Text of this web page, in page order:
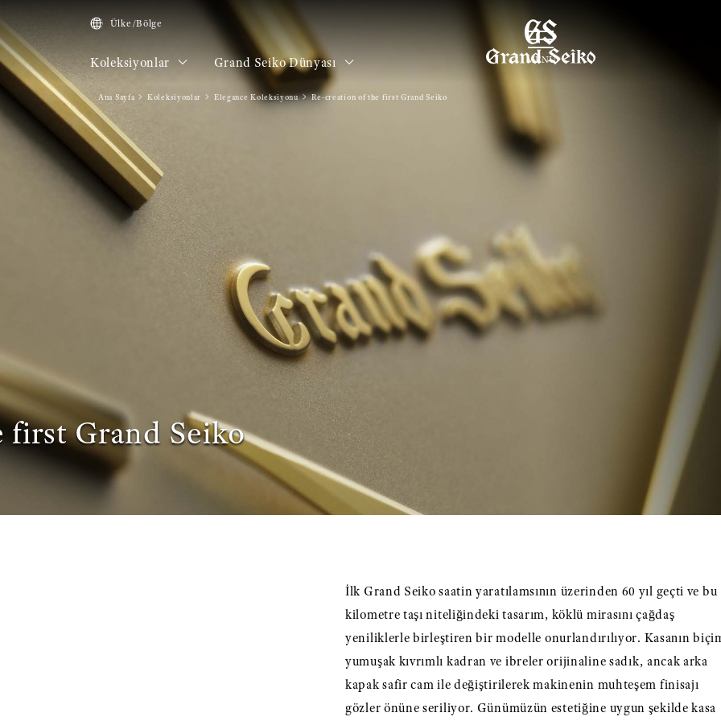
MENU
Ülke/Bölge
Koleksiyonlar Grand Seiko Dünyası
Ana Sayfa Koleksiyonlar Elegance Koleksiyonu Re-creation of the first Grand Seiko
Grand Seiko
İlk Grand Seiko saatin yaratılamsının üzerinden 60 yıl geçti ve bu
kilometre taşı niteliğindeki tasarım, köklü mirasını çağdaş
yeniliklerle birleştiren bir modelle onurlandırılıyor. Kasanın
yumuşak kıvrımlı kadran ve ibreler orijinaline sadık, ancak arka
kapak safir cam ile değiştirilerek makinenin muhteşem finisajı
gözler önüne seriliyor. Günümüzün estetiğine uygun şekilde kasa